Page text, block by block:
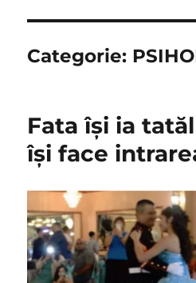
Categorie:
Fata îşi ia
îşi face